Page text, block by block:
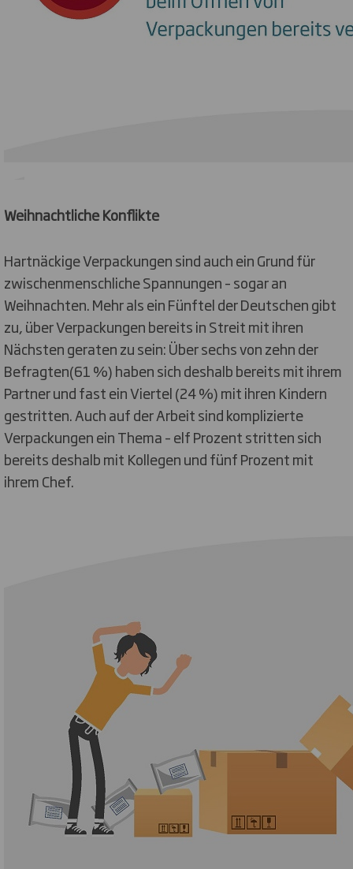
Weihnachtliche Konflikte
Hartnäckige Verpackungen sind auch ein Grund für
zwischenmenschliche Spannungen – sogar an
Weihnachten. Mehr als ein Fünftel der Deutschen gibt
zu, über Verpackungen bereits in Streit mit ihren
Nächsten geraten zu sein: Über sechs von zehn der
Befragten(61 %) haben sich deshalb bereits mit ihrem
Partner und fast ein Viertel (24 %) mit ihren Kindern
gestritten. Auch auf der Arbeit sind komplizierte
Verpackungen ein Thema – elf Prozent stritten sich
bereits deshalb mit Kollegen und fünf Prozent mit
ihrem Chef.